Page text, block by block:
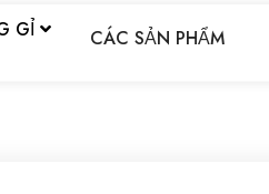
GỈ CÁC SẢN PHẨM